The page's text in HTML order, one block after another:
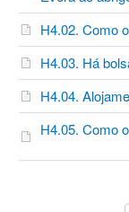
H4.02. Como
H4.03. Há
H4.04.
H4.05. Como